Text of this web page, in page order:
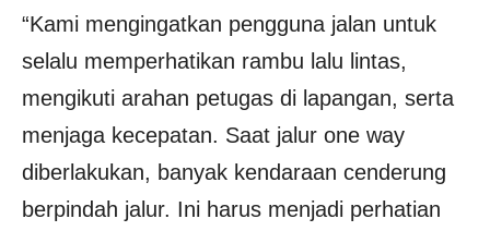
“Kami mengingatkan pengguna jalan untuk
selalu memperhatikan rambu lalu lintas,
mengikuti arahan petugas di lapangan, serta
menjaga kecepatan. Saat jalur one way
diberlakukan, banyak kendaraan cenderung
berpindah jalur. Ini harus menjadi perhatian